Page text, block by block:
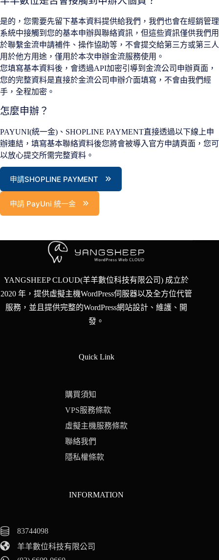
是的，您需要先留下基本資料提供給我們，我們也會在經銷管理
系統中接觸到您的基本申辦與聯絡資訊，但這些資訊僅供我們用
於聯繫金流申請補件、操作協助等，不會提交給第三方或第三人
用於他方用途，僅用於本次申辦金流服務使用。
您填寫基本資料後，會透過API加密引導到金流公司申辦頁面，
您的完整資料是直接於金流公司申辦介面填寫，不會由我們經
手，全程加密。
怎麼申辦？
PAYUNI(統一金)、SHOPLINE PAYMENT直接透過以下線上申
辦連結，填寫基本聯絡資料後您將會被導入官方申請頁面，您可
以放心提交所需完整資料。
申請SHOPLINE PAYMENT
申請 PayUni 統一金
YANGSHEEP CLOUD(羊羊數位科技有限公司) 成立於
2020 年，提供虛擬主機WordPress伺服器以及全方位代管
服務，並且提供完整的WordPress網站設計、維護、開
發。
Quick Link
購買須知
VPS服務條款
虛擬主機服務條款
聯絡我們
隱私權條款
INFORMATION
83744098
羊羊數位科技有限公司